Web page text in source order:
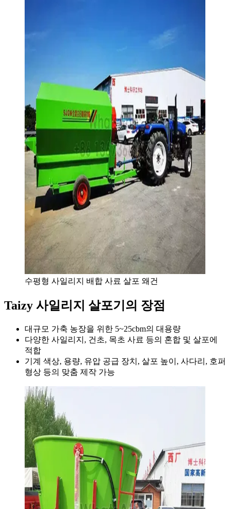
수평형 사일리지 배합 사료 살포 왜건
Taizy 사일리지 살포기의 장점
대규모 가축 농장을 위한 5~25cbm의 대용량
다양한 사일리지, 건초, 목초 사료 등의 혼합 및 살포에
적합
기계 색상, 용량, 유압 공급 장치, 살포 높이, 사다리, 호퍼
형상 등의 맞춤 제작 가능